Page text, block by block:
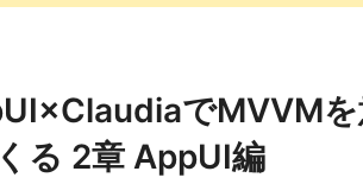
でMVVM
る 2章 AppUI編